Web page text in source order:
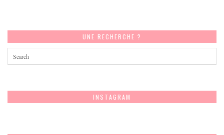
UNE RECHERCHE ?
INSTAGRAM